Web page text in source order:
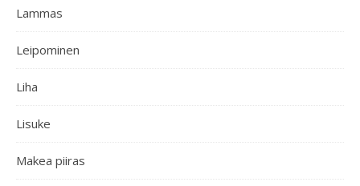
Lammas
Leipominen
Liha
Lisuke
Makea piiras